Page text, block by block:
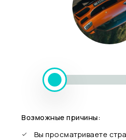
Возможные причины:
Вы просматриваете